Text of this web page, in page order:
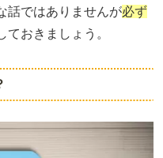
話ではありませんが必ず
ておきましょう。